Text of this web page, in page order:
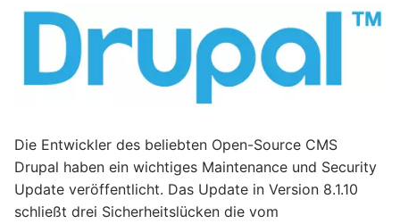
Die Entwickler des beliebten Open-Source CMS
Drupal haben ein wichtiges Maintenance und Security
Update veröffentlicht. Das Update in Version 8.1.10
schließt drei Sicherheitslücken die vom